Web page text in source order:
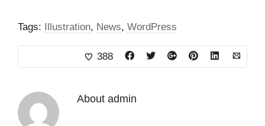
Tags: Illustration, News, WordPress
388
About admin